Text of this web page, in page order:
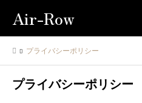
Air-Row
プライバシーポリシー
プライバシーポリシー